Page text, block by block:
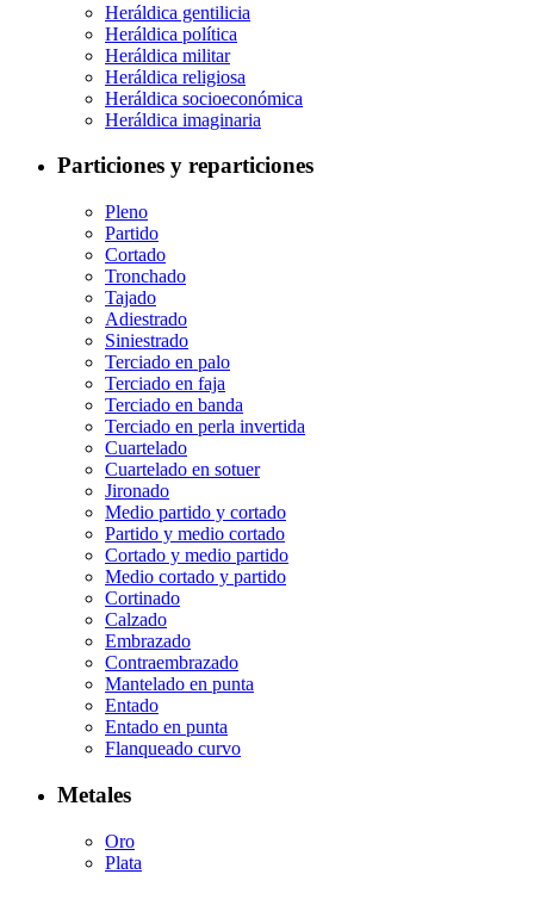
Heráldica gentilicia
Heráldica política
Heráldica militar
Heráldica religiosa
Heráldica socioeconómica
Heráldica imaginaria
Particiones y reparticiones
Pleno
Partido
Cortado
Tronchado
Tajado
Adiestrado
Siniestrado
Terciado en palo
Terciado en faja
Terciado en banda
Terciado en perla invertida
Cuartelado
Cuartelado en sotuer
Jironado
Medio partido y cortado
Partido y medio cortado
Cortado y medio partido
Medio cortado y partido
Cortinado
Calzado
Embrazado
Contraembrazado
Mantelado en punta
Entado
Entado en punta
Flanqueado curvo
Metales
Oro
Plata